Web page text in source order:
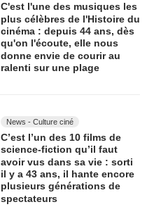
C'est l'une des musiques les
plus célèbres de l'Histoire du
cinéma : depuis 44 ans, dès
qu'on l'écoute, elle nous
donne envie de courir au
ralenti sur une plage
News - Culture ciné
C’est l’un des 10 films de
science-fiction qu’il faut
avoir vus dans sa vie : sorti
il y a 43 ans, il hante encore
plusieurs générations de
spectateurs